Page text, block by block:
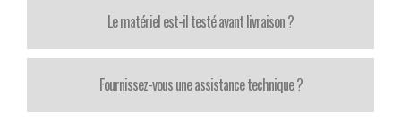
Le matériel est-il testé avant livraison ?
Fournissez-vous une assistance technique ?